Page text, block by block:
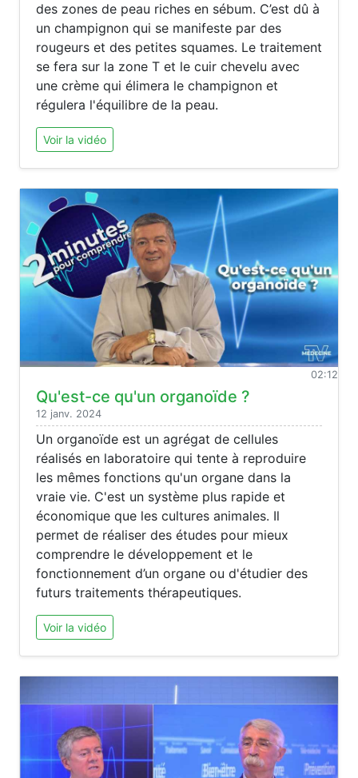
des zones de peau riches en sébum. C’est dû à
un champignon qui se manifeste par des
rougeurs et des petites squames. Le traitement
se fera sur la zone T et le cuir chevelu avec
une crème qui élimera le champignon et
régulera l'équilibre de la peau.
Voir la vidéo
02:12
Qu'est-ce qu'un organoïde ?
12 janv. 2024
Un organoïde est un agrégat de cellules
réalisés en laboratoire qui tente à reproduire
les mêmes fonctions qu'un organe dans la
vraie vie. C'est un système plus rapide et
économique que les cultures animales. Il
permet de réaliser des études pour mieux
comprendre le développement et le
fonctionnement d’un organe ou d'étudier des
futurs traitements thérapeutiques.
Voir la vidéo